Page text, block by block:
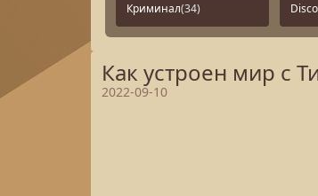
Криминал(34)
Как устроен мир с
2022-09-10